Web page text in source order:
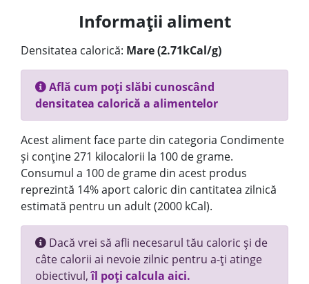
Informații aliment
Densitatea calorică: Mare (2.71kCal/g)
Află cum poți slăbi cunoscând
densitatea calorică a alimentelor
Acest aliment face parte din categoria Condimente
și conține 271 kilocalorii la 100 de grame.
Consumul a 100 de grame din acest produs
reprezintă 14% aport caloric din cantitatea zilnică
estimată pentru un adult (2000 kCal).
Dacă vrei să afli necesarul tău caloric și de
câte calorii ai nevoie zilnic pentru a-ți atinge
obiectivul,îl poți calcula aici.